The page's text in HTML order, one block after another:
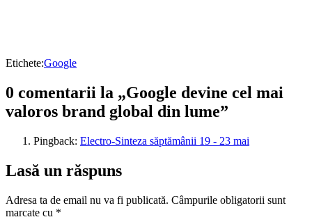
Etichete:Google
0 comentarii la „Google devine cel mai
valoros brand global din lume”
Pingback: Electro-Sinteza săptămânii 19 - 23 mai
Lasă un răspuns
Adresa ta de email nu va fi publicată. Câmpurile obligatorii sunt
marcate cu *